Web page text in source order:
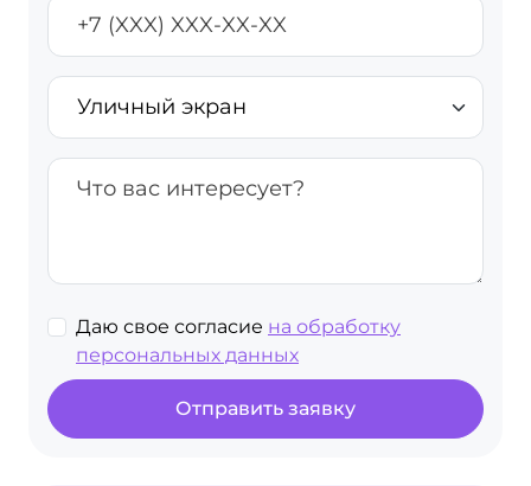
Даю свое согласие на обработку
персональных данных
Отправить заявку